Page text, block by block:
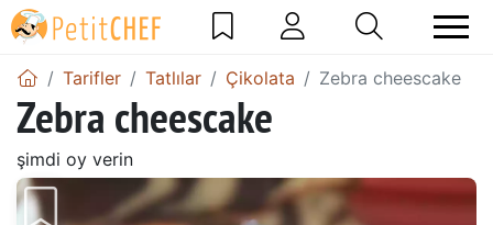
Tarifler Tatlılar Çikolata Zebra cheescake
Zebra cheescake
şimdi oy verin